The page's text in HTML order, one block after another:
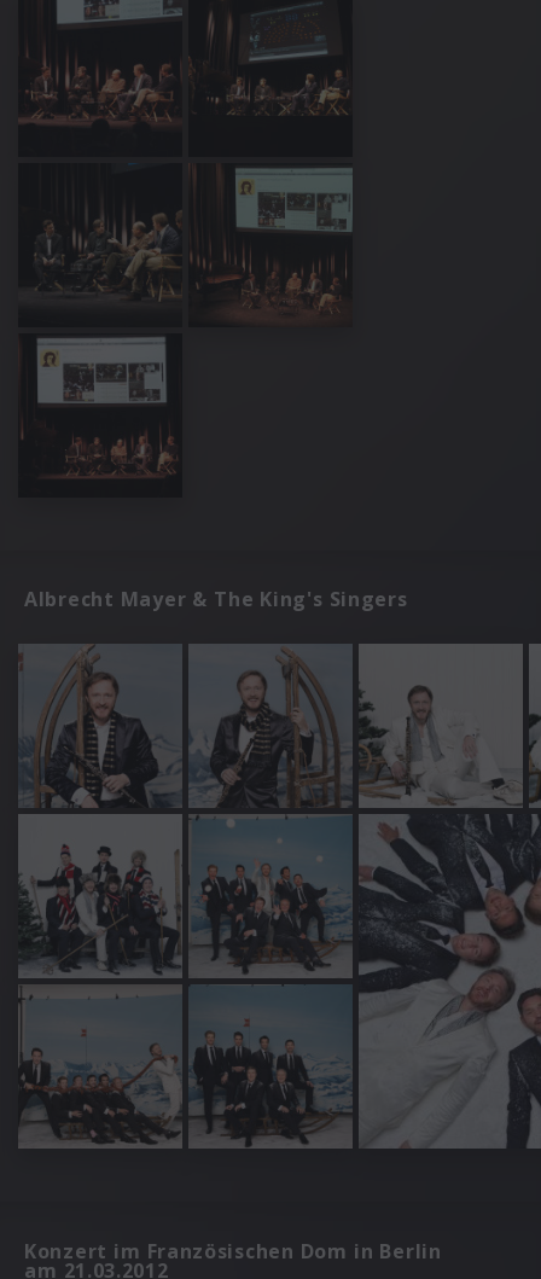
Albrecht Mayer & The King's Singers
Konzert im Französischen Dom in Berlin
am 21.03.2012